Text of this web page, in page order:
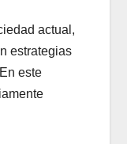
actual,
estrategias
este